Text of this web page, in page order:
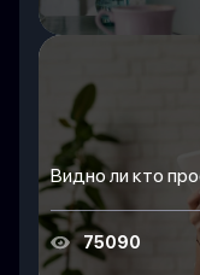
Видно ли кто
75090